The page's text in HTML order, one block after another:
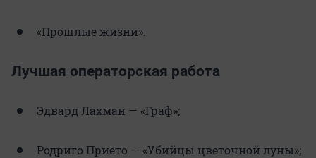
«Прошлые жизни».
Лучшая операторская работа
Эдвард Лахман — «Граф»;
Родриго Прието — «Убийцы цветочной луны»;